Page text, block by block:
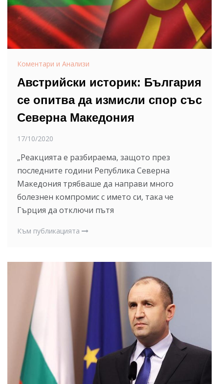
Коментари и Анализи
Австрийски историк: България
се опитва да измисли спор със
Северна Македония
17/10/2020
„Реакцията е разбираема, защото през
последните години Република Северна
Македония трябваше да направи много
болезнен компромис с името си, така че
Гърция да отключи пътя
Към публикацията